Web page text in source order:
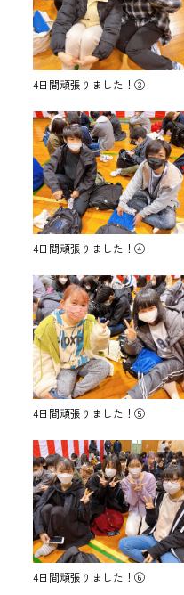
4日間頑張りました！③
4日間頑張りました！④
4日間頑張りました！⑤
4日間頑張りました！⑥